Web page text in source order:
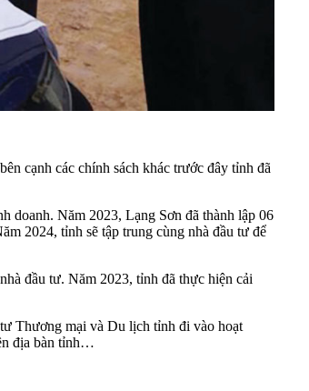
cạnh các chính sách khác trước đây tỉnh đã
doanh. Năm 2023, Lạng Sơn đã thành lập 06
2024, tỉnh sẽ tập trung cùng nhà đầu tư để
đầu tư. Năm 2023, tỉnh đã thực hiện cải
Thương mại và Du lịch tỉnh đi vào hoạt
địa bàn tỉnh…